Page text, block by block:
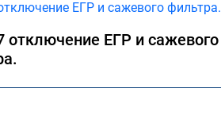
отключение ЕГР и сажевого